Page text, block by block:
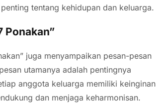
tentang kehidupan dan keluarga.
Ponakan”
juga menyampaikan pesan-pesan
utamanya adalah pentingnya
anggota keluarga memiliki keinginan
dan menjaga keharmonisan.